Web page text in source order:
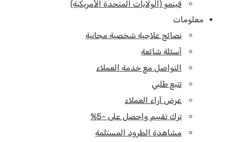
فينمو (الولايات المتحدة الأمريكية)
معلومات
نصائح علاجية شخصية مجانية
أسئلة شائعة
التواصل مع خدمة العملاء
تتبع طلبي
عرض آراء العملاء
ترك تقييم واحصل على -5%
مشاهدة الطرود المستلمة